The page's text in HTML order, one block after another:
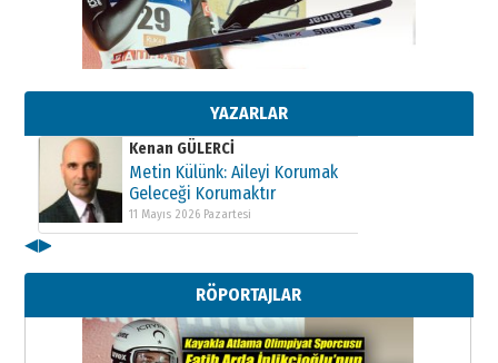
YAZARLAR
11 Mayıs 2026 Pazartesi
Kenan GÜLERCİ
Metin Külünk: Aileyi Korumak
Geleceği Korumaktır
11 Mayıs 2026 Pazartesi
Kenan GÜLERCİ
Metin Külünk: Aileyi Korumak
Geleceği Korumaktır
11 Mayıs 2026 Pazartesi
◀▶
RÖPORTAJLAR